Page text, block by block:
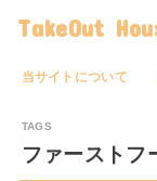
TakeOut
当サイトについて
ファーストフ